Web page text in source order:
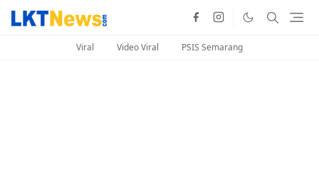
Viral Video Viral PSIS Semarang